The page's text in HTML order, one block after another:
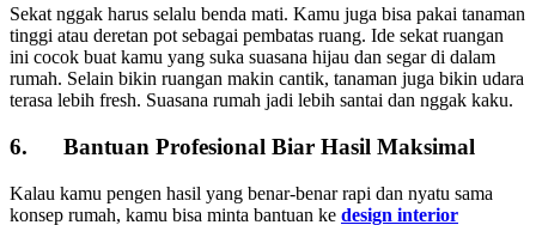
Sekat nggak harus selalu benda mati. Kamu juga bisa pakai tanaman
tinggi atau deretan pot sebagai pembatas ruang. Ide sekat ruangan
ini cocok buat kamu yang suka suasana hijau dan segar di dalam
rumah. Selain bikin ruangan makin cantik, tanaman juga bikin udara
terasa lebih fresh. Suasana rumah jadi lebih santai dan nggak kaku.
6. Bantuan Profesional Biar Hasil Maksimal
Kalau kamu pengen hasil yang benar-benar rapi dan nyatu sama
konsep rumah, kamu bisa minta bantuan ke design interior